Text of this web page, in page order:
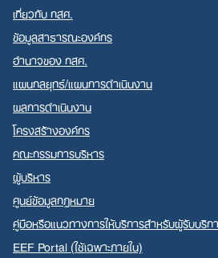
Search
for:
เกี่ยวกับ กสศ.
ข้อมูลสาธารณะองค์กร
อำนาจของ กสศ.
แผนกลยุทธ์/แผนการดำเนินงาน
ผลการดำเนินงาน
โครงสร้างองค์กร
คณะกรรมการบริหาร
ผู้บริหาร
ศูนย์ข้อมูลกฎหมาย
คู่มือหรือแนวทางการให้บริการสำหรับผู้รับบริ
EEF Portal (ใช้เฉพาะภายใน)